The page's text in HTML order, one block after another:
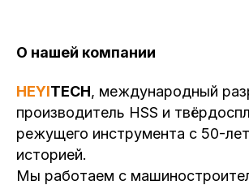
О нашей компании
HEYITECH, международный
производитель HSS и
режущего инструмента с 50-
историей.
Мы работаем с